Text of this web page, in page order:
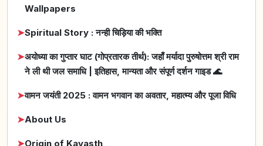
Wallpapers
➤Spiritual Story : नन्ही चिड़िया की भक्ति
➤अयोध्या का गुप्तार घाट (गोप्रतारक तीर्थ): जहाँ मर्यादा पुरुषोत्तम श्री राम
ने ली थी जल समाधि | इतिहास, मान्यता और संपूर्ण दर्शन गाइड 🌊
➤वामन जयंती 2025 : वामन भगवान का अवतार, महात्म्य और पूजा विधि
➤About Us
➤Origin of Kayasth